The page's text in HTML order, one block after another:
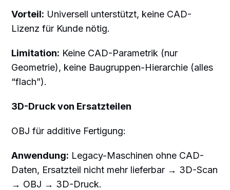
Vorteil: Universell unterstützt, keine CAD-
Lizenz für Kunde nötig.
Limitation: Keine CAD-Parametrik (nur
Geometrie), keine Baugruppen-Hierarchie (alles
“flach”).
3D-Druck von Ersatzteilen
OBJ für additive Fertigung:
Anwendung: Legacy-Maschinen ohne CAD-
Daten, Ersatzteil nicht mehr lieferbar → 3D-Scan
→ OBJ → 3D-Druck.